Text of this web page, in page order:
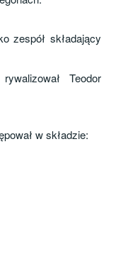
zespół składający
Teodor
w składzie: